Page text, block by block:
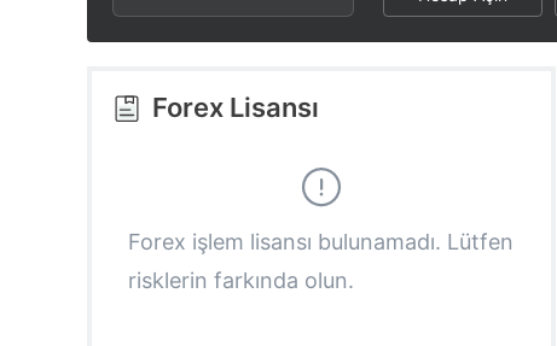
2
3
5
6
8
9
2
3
5
6
Forex Lisansı
Forex işlem lisansı bulunamadı. Lütfen
risklerin farkında olun.